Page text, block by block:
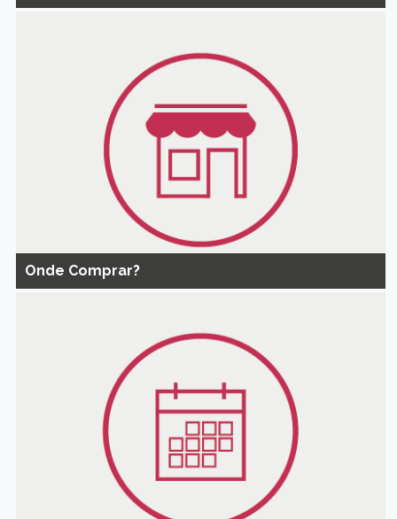
Onde Comprar?